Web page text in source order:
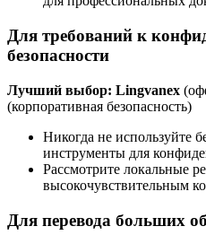
Для требований к
безопасности
Лучший выбор: Lingvanex
(корпоративная безопасность)
Никогда не используйте
инструменты для
Рассмотрите локальные
высокочувствительным
Для перевода больших